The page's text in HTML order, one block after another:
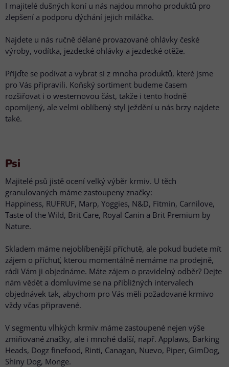
I majitelé dušných koní u nás najdou mnoho produktů pro
zlepšení a podporu dýchání jejich miláčka.
Najdete u nás ručně dělané provazované ohlávky české
výroby, vodítka, jezdecké ohlávky a jezdecké otěže.
Přijďte se podívat a vybrat si z mnoha produktů, které jsme
pro Vás připravili. Koňský sortiment budeme časem
rozšiřovat i o westernovou část, takže i tento hodně
opomíjený, ale velmi oblíbený styl ježdění u nás brzy najdete
také.
Psi
Majitelé psů jistě ocení velký výběr krmiv. U těch
granulovaných máme zastoupeny značky:
Happiness, RUFRUF, Marp, Yoggies, N&D, Fitmin, Carnilove,
Taste of the Wild, Brit Care, Royal Canin a Brit Premium by
Nature.
Skladem máme nejoblíbenější příchutě, ale pokud budete mít
zájem o příchuť, kterou momentálně nemáme na prodejně,
rádi Vám ji objednáme. Máte zájem o pravidelný odběr? Dejte
nám vědět a domluvíme se na přibližných intervalech
objednávek tak, abychom pro Vás měli požadované krmivo
vždy včas připravené.
V segmentu vlhkých krmiv máme zastoupené nejen výše
zmiňované značky, ale i mnohé další, např. Applaws, Barking
Heads, Dogz finefood, Rinti, Canagan, Nuevo, Piper, GimDog,
Shiny Dog, Monge.